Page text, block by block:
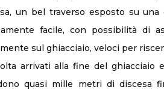
un bel traverso esposto su
facile, con possibilità di
sul ghiacciaio, veloci per
arrivati alla fine del ghiacciaio
quasi mille metri di discesa